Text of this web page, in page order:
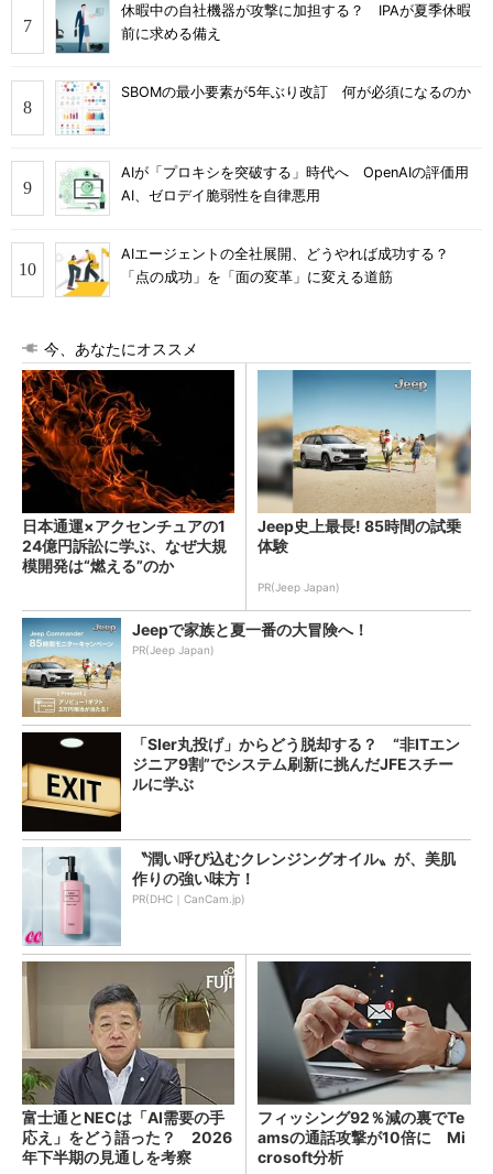
休暇中の自社機器が攻撃に加担する？ IPAが夏季休暇
前に求める備え
SBOMの最小要素が5年ぶり改訂 何が必須になるのか
AIが「プロキシを突破する」時代へ OpenAIの評価用
AI、ゼロデイ脆弱性を自律悪用
AIエージェントの全社展開、どうやれば成功する？
「点の成功」を「面の変革」に変える道筋
今、あなたにオススメ
日本通運×アクセンチュアの1
24億円訴訟に学ぶ、なぜ大規
模開発は“燃える”のか
Jeep史上最長! 85時間の試乗
体験
PR(Jeep Japan)
Jeepで家族と夏一番の大冒険へ！
PR(Jeep Japan)
「SIer丸投げ」からどう脱却する？ “非ITエン
ジニア9割”でシステム刷新に挑んだJFEスチー
ルに学ぶ
〝潤い呼び込むクレンジングオイル〟が、美肌
作りの強い味方！
PR(DHC｜CanCam.jp)
富士通とNECは「AI需要の手
応え」をどう語った？ 2026
年下半期の見通しを考察
フィッシング92％減の裏でTe
amsの通話攻撃が10倍に Mi
crosoft分析